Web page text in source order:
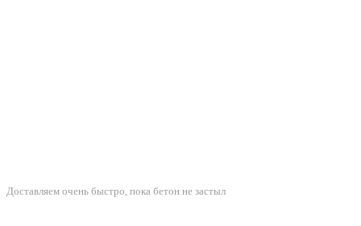
Доставляем очень быстро, пока бетон не застыл